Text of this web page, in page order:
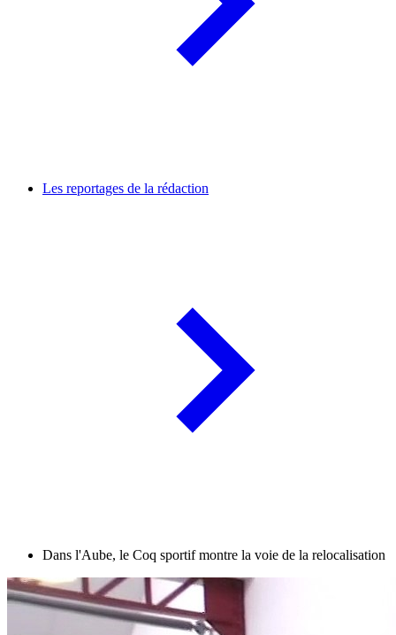
Les reportages de la rédaction
Dans l'Aube, le Coq sportif montre la voie de la relocalisation